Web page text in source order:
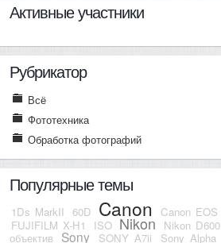
Активные участники
Рубрикатор
Всё
Фототехника
Обработка фотографий
Популярные темы
1Ds MarkII 60D Canon Canon EOS
FUJIFILM X-H1 ISO Nikon Nikon D600
объектив
Sony SONY A7ii Sony Alpha